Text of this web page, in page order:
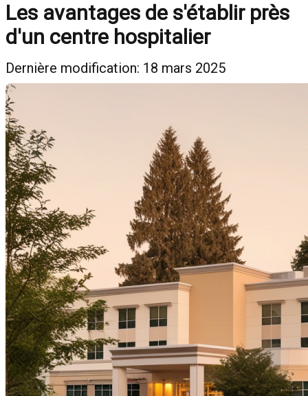
Les avantages de s'établir près
d'un centre hospitalier
Dernière modification: 18 mars 2025